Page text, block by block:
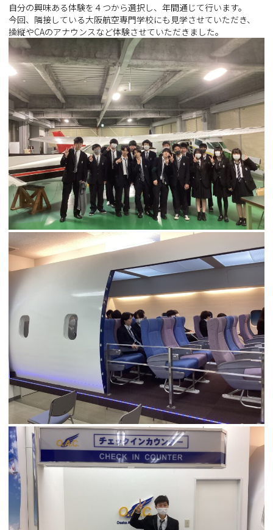
自分の興味ある体験を４つから選択し、年間通じて行います。
今回、隣接している大阪航空専門学校にも見学させていただき、
操縦やCAのアナウンスなど体験させていただきました。